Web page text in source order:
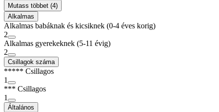
Mutass többet (4)
Alkalmas
Alkalmas babáknak és kicsiknek (0-4 éves korig)
2
Alkalmas gyerekeknek (5-11 évig)
2
Csillagok száma
***** Csillagos
1
*** Csillagos
1
Általános